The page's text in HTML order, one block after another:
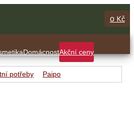
0 Kč
DomácnostAkční ceny
potřeby Paipo